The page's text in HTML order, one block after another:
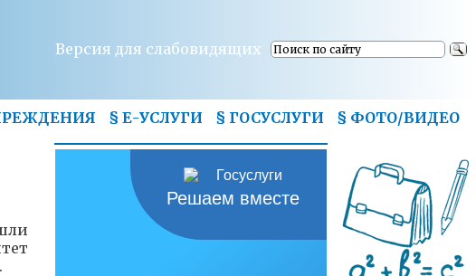
Версия для слабовидящих
§ Е-УСЛУГИ § ГОСУСЛУГИ § ФОТО/ВИДЕО
Решаем вместе